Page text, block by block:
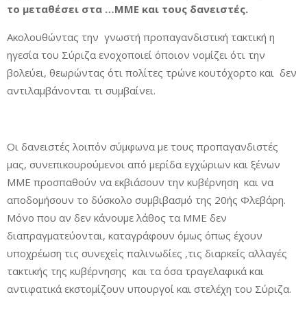
το μεταθέσει στα …ΜΜΕ και τους δανειστές.
Ακολουθώντας την γνωστή προπαγανδιστική τακτική η
ηγεσία του Σύριζα ενοχοποιεί όποιον νομίζει ότι την
βολεύει, θεωρώντας ότι πολίτες τρώνε κουτόχορτο και δεν
αντιλαμβάνονται τι συμβαίνει.
Οι δανειστές λοιπόν σύμφωνα με τους προπαγανδιστές
μας, συνεπικουρούμενοι από μερίδα εγχώριων και ξένων
ΜΜΕ προσπαθούν να εκβιάσουν την κυβέρνηση και να
αποδομήσουν το δύσκολο συμβιβασμό της 20ής Φλεβάρη.
Μόνο που αν δεν κάνουμε λάθος τα ΜΜΕ δεν
διαπραγματεύονται, καταγράφουν όμως όπως έχουν
υποχρέωση τις συνεχείς παλινωδίες ,τις διαρκείς αλλαγές
τακτικής της κυβέρνησης και τα όσα τραγελαφικά και
αντιφατικά εκστομίζουν υπουργοί και στελέχη του Σύριζα.